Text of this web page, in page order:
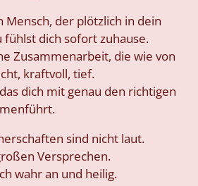
Mensch, der plötzlich in dein
dich sofort zuhause.
Zusammenarbeit, die wie von
kraftvoll, tief.
dich mit genau den richtigen
sind nicht laut.
Versprechen.
wahr an und heilig.